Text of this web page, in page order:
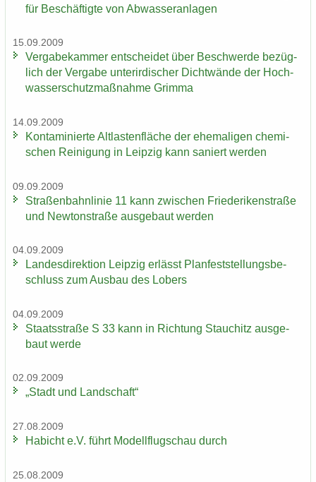
für Be­schäf­tig­te von Ab­was­ser­an­la­gen
15.09.2009
Ver­ga­be­kam­mer ent­schei­det über Be­schwer­de be­züg­
lich der Ver­ga­be un­ter­ir­di­scher Dicht­wän­de der Hoch­
was­ser­schutz­maß­nah­me Grim­ma
14.09.2009
Kon­ta­mi­nier­te Alt­las­ten­flä­che der ehe­ma­li­gen che­mi­
schen Rei­ni­gung in Leip­zig kann sa­niert wer­den
09.09.2009
Stra­ßen­bahn­li­nie 11 kann zwi­schen Frie­de­ri­ken­stra­ße
und New­ton­stra­ße aus­ge­baut wer­den
04.09.2009
Lan­des­di­rek­ti­on Leip­zig er­lässt Plan­fest­stel­lungs­be­
schluss zum Aus­bau des Lobers
04.09.2009
Staats­stra­ße S 33 kann in Rich­tung Stau­chitz aus­ge­
baut werde
02.09.2009
„Stadt und Land­schaft“
27.08.2009
Ha­bicht e.V. führt Mo­dell­flug­schau durch
25.08.2009